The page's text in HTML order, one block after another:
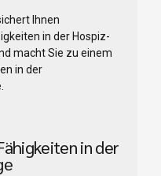
Ihnen
in der Hospiz-
macht Sie zu einem
in der
in der